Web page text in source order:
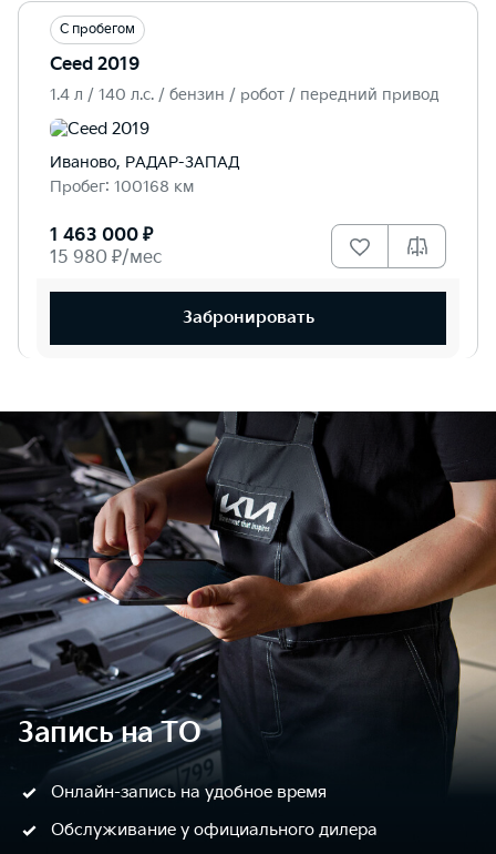
С пробегом
Ceed 2019
1.4 л / 140 л.c. / бензин / робот / передний привод
Иваново, РАДАР-ЗАПАД
Пробег: 100168 км
1 463 000 ₽
15 980 ₽/мес
Забронировать
Запись на ТО
Онлайн-запись на удобное время
Обслуживание у официального дилера